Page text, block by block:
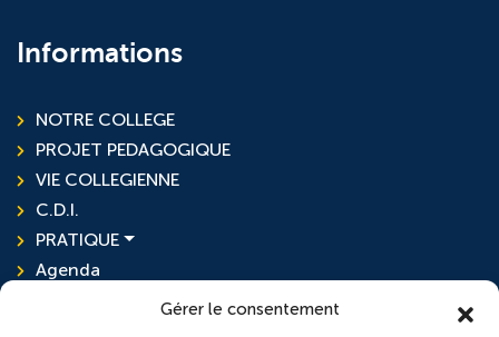
Gérer le consentement
Informations
NOTRE COLLEGE
PROJET PEDAGOGIQUE
VIE COLLEGIENNE
C.D.I.
PRATIQUE
Agenda